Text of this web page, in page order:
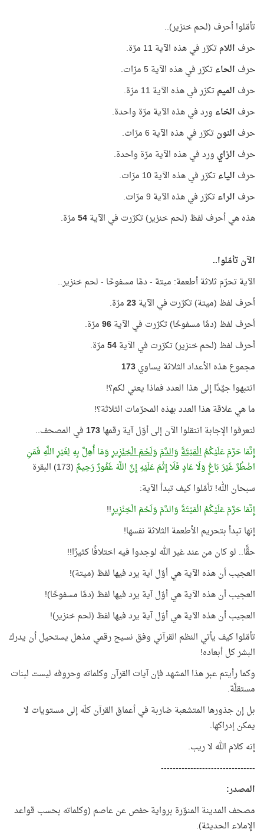
تأمّلوا أحرف (لحم خنزير)..
حرف اللامتكرّر في هذه الآية 11 مرّة.
حرف الحاءتكرّر في هذه الآية 5 مرّات.
حرف الميمتكرّر في هذه الآية 11 مرّة.
حرف الخاء ورد في هذه الآية مرّة واحدة.
حرف النونتكرّر في هذه الآية 6 مرّات.
حرف الزاي ورد في هذه الآية مرّة واحدة.
حرف الياءتكرّر في هذه الآية 10 مرّات.
حرف الراءتكرّر في هذه الآية 9 مرّات.
هذه هي أحرف لفظ (لحم خنزير) تكرّرت في الآية54مرّة.
الآن تأمّلوا..
الآية تحرّم ثلاثة أطعمة: ميتة - دمًا مسفوحًا - لحم خنزير..
أحرف لفظ (ميتة) تكرّرت في الآية23مرّة.
أحرف لفظ (دمًا مسفوحًا) تكرّرت في الآية96مرّة.
أحرف لفظ (لحم خنزير) تكرّرت في الآية54مرّة.
مجموع هذه الأعداد الثلاثة يساوي173
انتبهوا جيِّدًا إلى هذا العدد فماذا يعني لكم؟!
ما هي علاقة هذا العدد بهذه المحرّمات الثلاثة؟!
لتعرفوا الإجابة انتقلوا الآن إلى أوّل آية رقمها173في المصحف..
إِنَّمَا حَرَّمَ عَلَيْكُمُالْمَيْتَةَوَالدَّمَ وَلَحْمَ الْخِنْزِيرِوَمَا أُهِلَّ بِهِ لِغَيْرِ اللَّهِ فَمَنِ
اضْطُرَّ غَيْرَ بَاغٍ وَلَا عَادٍ فَلَا إِثْمَ عَلَيْهِ إِنَّ اللَّهَ غَفُورٌ رَحِيمٌ (173) البقرة
سبحان الله! تأمّلوا كيف تبدأ الآية:
إِنَّمَا حَرَّمَ عَلَيْكُمُ الْمَيْتَةَ وَالدَّمَ وَلَحْمَ الْخِنْزِيرِ!!
إنها تبدأ بتحريم الأطعمة الثلاثة نفسها!
حقًّا.. لو كان من عند غير الله لوجدوا فيه اختلافًا كثيرًا!!
العجيب أن هذه الآية هي أوّل آية يرد فيها لفظ (ميتة)!
العجيب أن هذه الآية هي أوّل آية يرد فيها لفظ (دمًا مسفوحًا)!
العجيب أن هذه الآية هي أوّل آية يرد فيها لفظ (لحم خنزير)!
تأمّلوا كيف يأتي النظم القرآني وفق نسيج رقمي مذهل يستحيل أن يدرك
البشر كل أبعاده!
وكما رأيتم عبر هذا المشهد فإن آيات القرآن وكلماته وحروفه ليست لبنات
مستقلَّة.
بل إن جذورها المتشعبة ضاربة في أعماق القرآن كلّه إلى مستويات لا
يمكن إدراكها.
إنه كلام الله لا ريب.
--------------------------------
المصدر:
مصحف المدينة المنوّرة برواية حفص عن عاصم (وكلماته بحسب قواعد
الإملاء الحديثة).